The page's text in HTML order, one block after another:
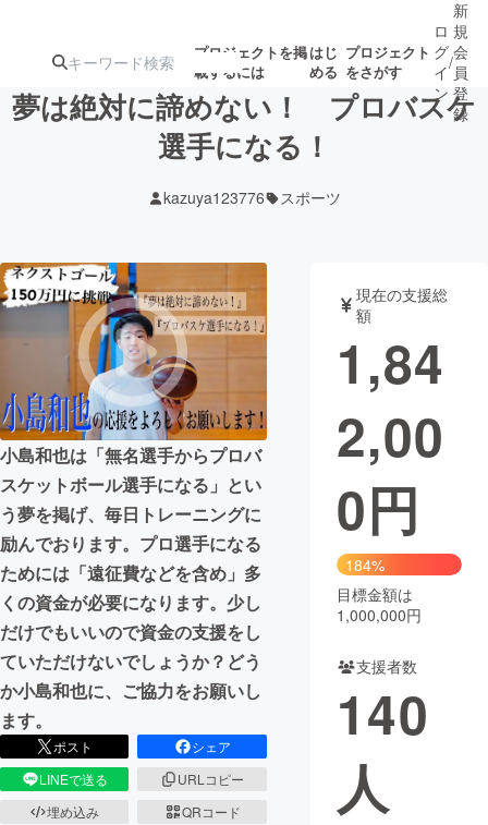
プロジェクトを掲
載するには
はじ
める
プロジェクト
をさがす
ジェクト
ロジェクト
アート・写真 音楽
テクノロジー・ガジェット ゲーム・サ
映像・映画
ビジネス・起業
まちづくり・地域活性化
CAMPFIRE for Social Good
CAMPFIRE Creation
CAMPFIREふるさと納税
コミュニティ
ロ
グ
イ
ン
/
新
規
会
員
登
録
夢は絶対に諦めない！ プロバスケ
選手になる！
kazuya123776 スポーツ
小島和也は「無名選手からプロバ
スケットボール選手になる」とい
う夢を掲げ、毎日トレーニングに
励んでおります。プロ選手になる
ためには「遠征費などを含め」多
くの資金が必要になります。少し
だけでもいいので資金の支援をし
ていただけないでしょうか？どう
か小島和也に、ご協力をお願いし
ます。
ポスト
シェア
LINEで送る
URLコピー
埋め込み
QRコード
現在の支援総
額
1,84
2,00
0円
184%
目標金額は
1,000,000円
支援者数
140
人